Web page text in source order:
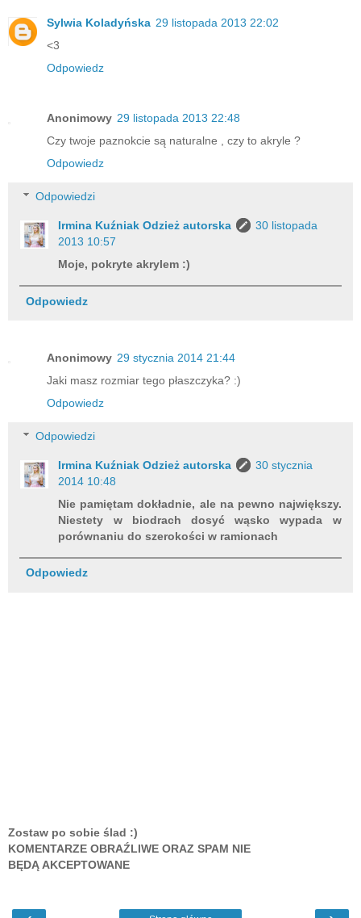
Sylwia Koladyńska 29 listopada 2013 22:02
<3
Odpowiedz
Anonimowy 29 listopada 2013 22:48
Czy twoje paznokcie są naturalne , czy to akryle ?
Odpowiedz
Odpowiedzi
Irmina Kuźniak Odzież autorska
30 listopada
2013 10:57
Moje, pokryte akrylem :)
Odpowiedz
Anonimowy 29 stycznia 2014 21:44
Jaki masz rozmiar tego płaszczyka? :)
Odpowiedz
Odpowiedzi
Irmina Kuźniak Odzież autorska
30 stycznia
2014 10:48
Nie pamiętam dokładnie, ale na pewno największy.
Niestety w biodrach dosyć wąsko wypada w
porównaniu do szerokości w ramionach
Odpowiedz
Zostaw po sobie ślad :)
KOMENTARZE OBRAŹLIWE ORAZ SPAM NIE
BĘDĄ AKCEPTOWANE